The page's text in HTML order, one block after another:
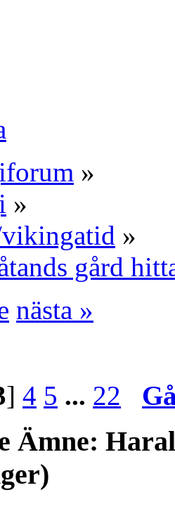
»
»
»
gård
nästa »
] 4 5 ... 22
Ämne: